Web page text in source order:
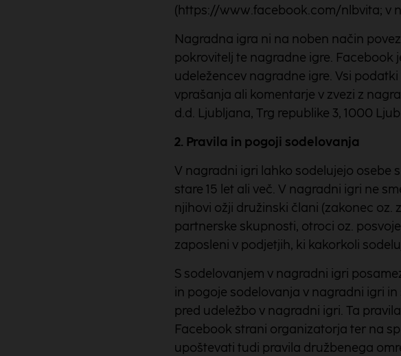
(https://www.facebook.com/nlbvita; v
Nagradna igra ni na noben način
pokrovitelj te nagradne igre. Facebook
udeležencev nagradne igre. Vsi
vprašanja ali komentarje v zvezi z
d.d. Ljubljana, Trg republike 3, 1000
2. Pravila in pogoji sodelovanja
V nagradni igri lahko sodelujejo osebe
stare 15 let ali več. V nagradni igri ne
njihovi ožji družinski člani (zakonec
partnerske skupnosti, otroci oz.
zaposleni v podjetjih, ki kakorkoli
S sodelovanjem v nagradni igri
in pogoje sodelovanja v nagradni igri
pred udeležbo v nagradni igri. Ta
Facebook strani organizatorja ter na
upoštevati tudi pravila družbenega